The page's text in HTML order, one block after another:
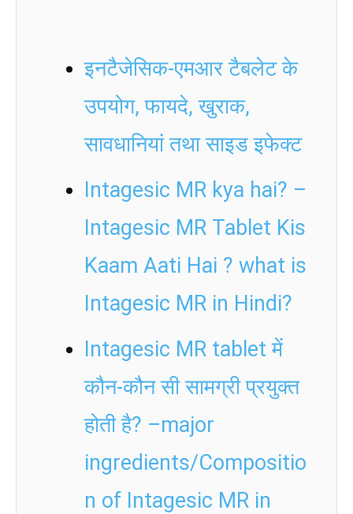
इनटैजेसिक-एमआर टैबलेट के
उपयोग, फायदे, खुराक,
सावधानियां तथा साइड इफेक्ट
Intagesic MR kya hai? –
Intagesic MR Tablet Kis
Kaam Aati Hai ? what is
Intagesic MR in Hindi?
Intagesic MR tablet में
कौन-कौन सी सामग्री प्रयुक्त
होती है? –major
ingredients/Compositio
n of Intagesic MR in